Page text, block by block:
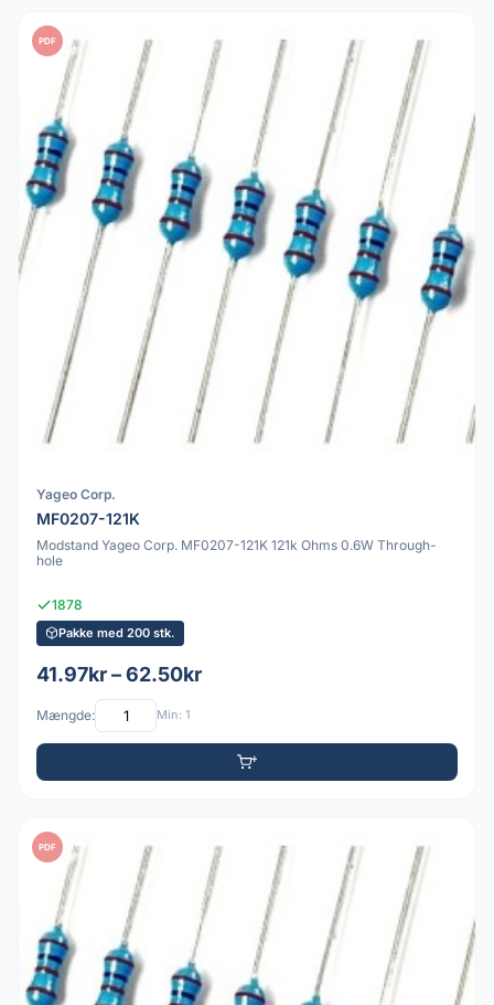
PDF
Yageo Corp.
MF0207-121K
Modstand Yageo Corp. MF0207-121K 121k Ohms 0.6W Through-
hole
1878
Pakke med 200 stk.
41.97kr – 62.50kr
Mængde: Min: 1
PDF